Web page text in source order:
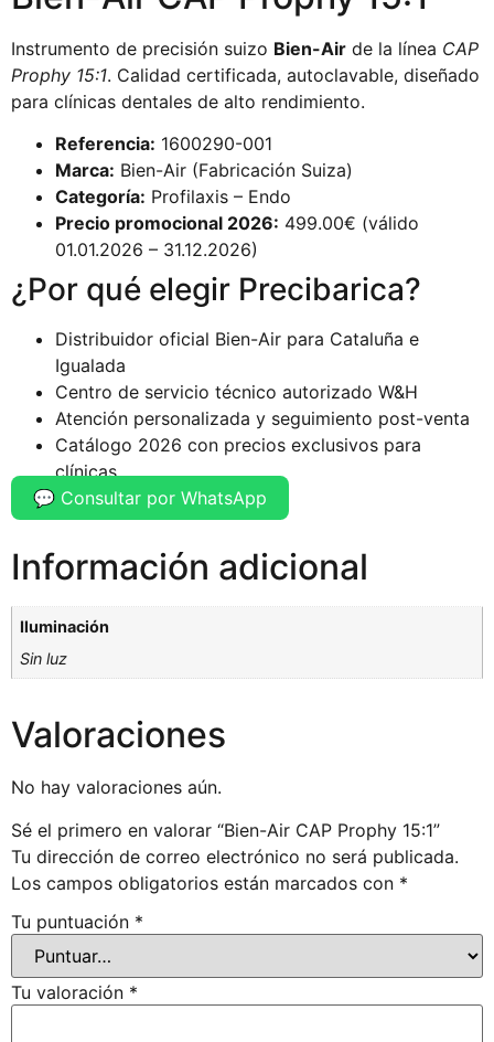
Instrumento de precisión suizo Bien-Air de la línea CAP
Prophy 15:1. Calidad certificada, autoclavable, diseñado
para clínicas dentales de alto rendimiento.
Referencia: 1600290-001
Marca: Bien-Air (Fabricación Suiza)
Categoría: Profilaxis – Endo
Precio promocional 2026: 499.00€ (válido
01.01.2026 – 31.12.2026)
¿Por qué elegir Precibarica?
Distribuidor oficial Bien-Air para Cataluña e
Igualada
Centro de servicio técnico autorizado W&H
Atención personalizada y seguimiento post-venta
Catálogo 2026 con precios exclusivos para
clínicas
💬 Consultar por WhatsApp
Información adicional
Iluminación
Sin luz
Valoraciones
No hay valoraciones aún.
Sé el primero en valorar “Bien-Air CAP Prophy 15:1”
Tu dirección de correo electrónico no será publicada.
Los campos obligatorios están marcados con *
Tu puntuación *
Tu valoración *